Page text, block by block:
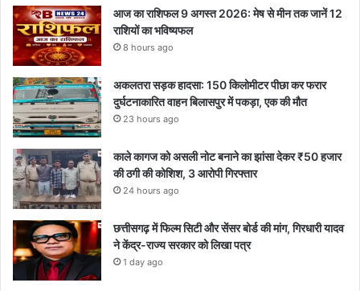
आज का राशिफल 9 अगस्त 2026: मेष से मीन तक जानें 12
राशियों का भविष्यफल
8 hours ago
अकलतरा सड़क हादसा: 150 किलोमीटर पीछा कर फरार
दुर्घटनाकारित वाहन बिलासपुर में पकड़ा, एक की मौत
23 hours ago
काले कागज को असली नोट बनाने का झांसा देकर ₹50 हजार
की ठगी की कोशिश, 3 आरोपी गिरफ्तार
24 hours ago
छत्तीसगढ़ में फिल्म सिटी और सेंसर बोर्ड की मांग, गिरधारी यादव
ने केंद्र-राज्य सरकार को लिखा पत्र
1 day ago